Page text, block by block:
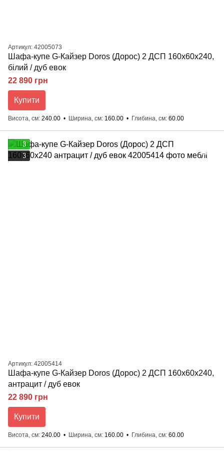
Артикул: 42005073
Шафа-купе G-Кайзер Doros (Дорос) 2 ДСП 160х60х240,
білий / дуб евок
22 890 грн
Купити
Висота, см 240.00 Ширина, см 160.00 Глибина, см 60.00
3
3
Артикул: 42005414
Шафа-купе G-Кайзер Doros (Дорос) 2 ДСП 160х60х240,
антрацит / дуб евок
22 890 грн
Купити
Висота, см 240.00 Ширина, см 160.00 Глибина, см 60.00